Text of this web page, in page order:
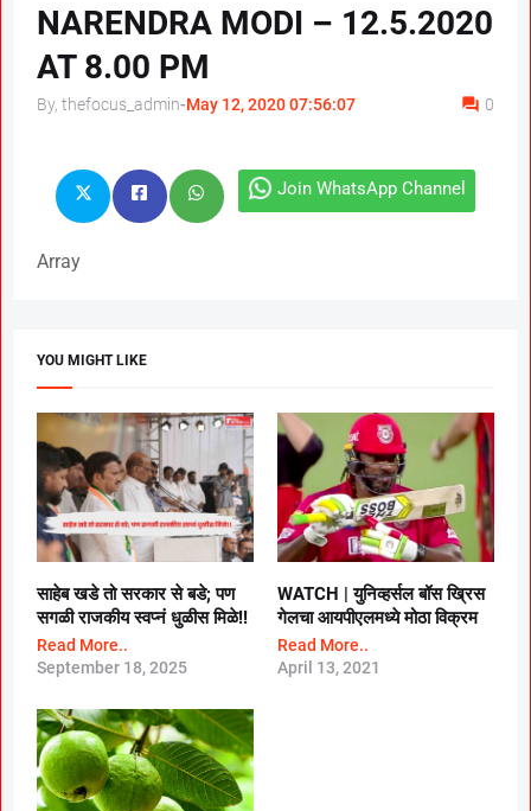
NARENDRA MODI – 12.5.2020
AT 8.00 PM
By, thefocus_admin-May 12, 2020 07:56:07 0
Join WhatsApp Channel
Array
YOU MIGHT LIKE
साहेब खडे तो सरकार से बडे; पण
सगळी राजकीय स्वप्नं धुळीस मिळे!!
Read More..
September 18, 2025
WATCH | युनिव्हर्सल बॉस ख्रिस
गेलचा आयपीएलमध्ये मोठा विक्रम
Read More..
April 13, 2021